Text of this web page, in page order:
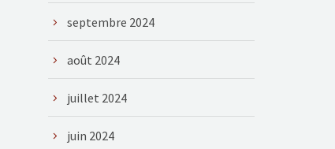
septembre 2024
août 2024
juillet 2024
juin 2024